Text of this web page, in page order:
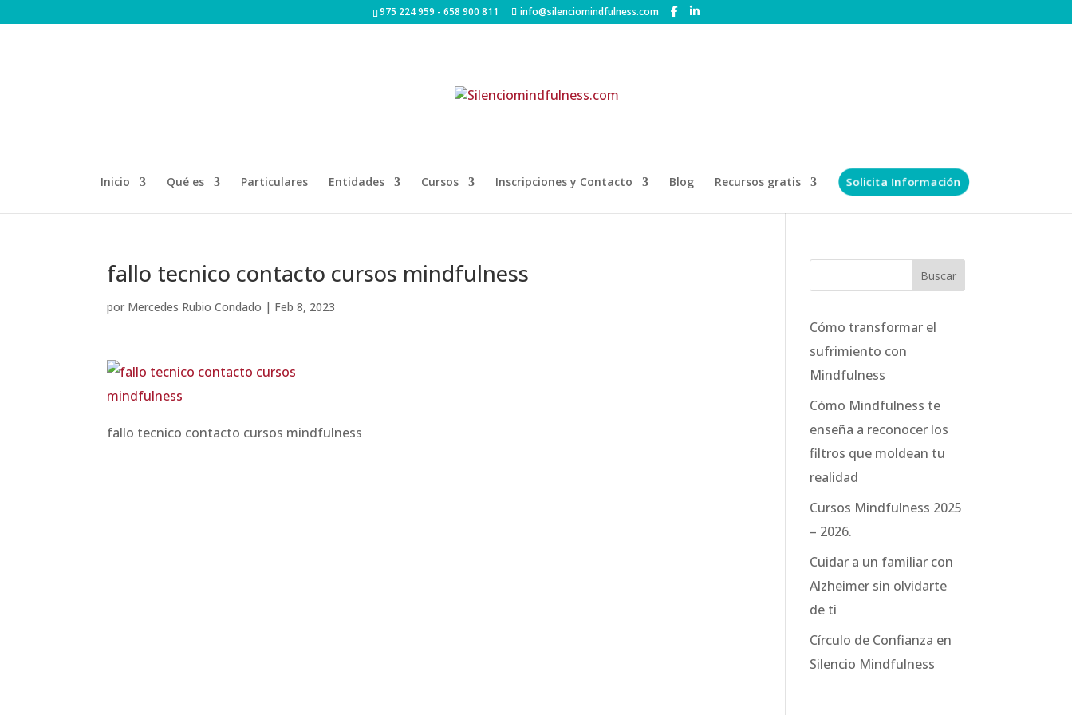
975 224 959 - 658 900 811 info@silenciomindfulness.com
Inicio Qué es Particulares Entidades Cursos Inscripciones y Contacto Blog Recursos gratis Solicita Información
fallo tecnico contacto cursos mindfulness
por Mercedes Rubio Condado | Feb 8, 2023
fallo tecnico contacto cursos mindfulness
Cómo transformar el
sufrimiento con
Mindfulness
Cómo Mindfulness te
enseña a reconocer los
filtros que moldean tu
realidad
Cursos Mindfulness 2025
– 2026.
Cuidar a un familiar con
Alzheimer sin olvidarte
de ti
Círculo de Confianza en
Silencio Mindfulness